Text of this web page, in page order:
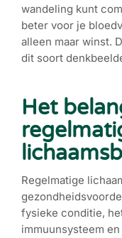
wandeling kunt
beter voor je
alleen maar winst.
dit soort
Het
Regelmatige
fysieke conditie,
immuunsysteem